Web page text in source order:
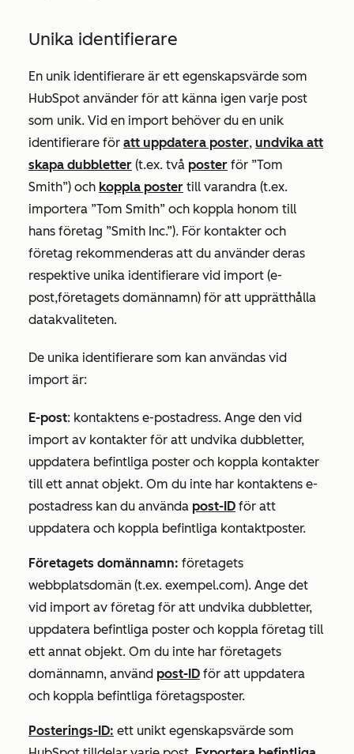
Unika identifierare
En unik identifierare är ett egenskapsvärde som
HubSpot använder för att känna igen varje post
som unik. Vid en import behöver du en unik
identifierare för att uppdatera poster, undvika att
skapa dubbletter (t.ex. två poster för ”Tom
Smith”) och koppla poster till varandra (t.ex.
importera ”Tom Smith” och koppla honom till
hans företag ”Smith Inc.”). För kontakter och
företag rekommenderas att du använder deras
respektive unika identifierare vid import (e-
post,företagets domännamn) för att upprätthålla
datakvaliteten.
De unika identifierare som kan användas vid
import är:
E-post: kontaktens e-postadress. Ange den vid
import av kontakter för att undvika dubbletter,
uppdatera befintliga poster och koppla kontakter
till ett annat objekt. Om du inte har kontaktens e-
postadress kan du använda post-ID för att
uppdatera och koppla befintliga kontaktposter.
Företagets domännamn: företagets
webbplatsdomän (t.ex. exempel.com). Ange det
vid import av företag för att undvika dubbletter,
uppdatera befintliga poster och koppla företag till
ett annat objekt. Om du inte har företagets
domännamn, använd post-ID för att uppdatera
och koppla befintliga företagsposter.
Posterings-ID: ett unikt egenskapsvärde som